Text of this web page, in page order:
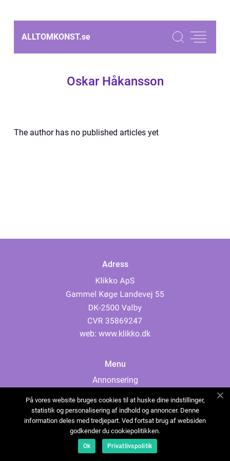
ALLTOMKONST.se
Oskar Håkansson
The author has no published articles yet
Adress
web: www.klikko.dk
Menu
Annonsering
Cookies
Kontakta oss
Sitemap
På vores website bruges cookies til at huske dine indstillinger,
statistik og personalisering af indhold og annoncer. Denne
information deles med tredjepart. Ved fortsat brug af websiden
godkender du cookiepolitikken.
Ok Privatlivspolitik